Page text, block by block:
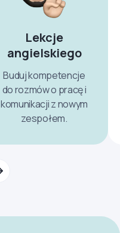
Lekcje
angielskiego
Buduj kompetencje
do rozmów o pracę i
komunikacji z nowym
zespołem.